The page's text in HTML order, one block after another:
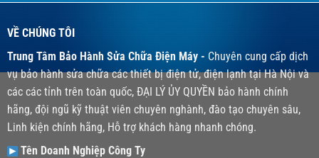
VỀ CHÚNG TÔI
Trung Tâm Bảo Hành Sửa Chữa Điện Máy - Chuyên cung cấp dịch
vụ bảo hành sửa chữa các thiết bị điện tử, điện lạnh tại Hà Nội và
các các tỉnh trên toàn quốc, ĐẠI LÝ ỦY QUYỀN bảo hành chính
hãng, đội ngũ kỹ thuật viên chuyên nghành, đào tạo chuyên sâu,
Linh kiện chính hãng, Hỗ trợ khách hàng nhanh chóng.
Tên Doanh Nghiệp Công Ty